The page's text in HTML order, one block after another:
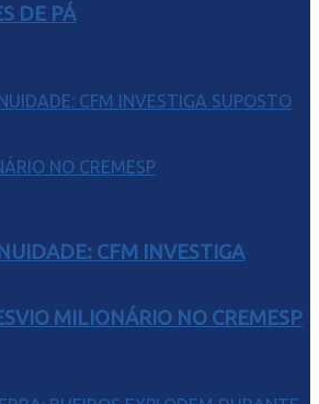
DE PÁ
CFM INVESTIGA
MILIONÁRIO NO CREMESP